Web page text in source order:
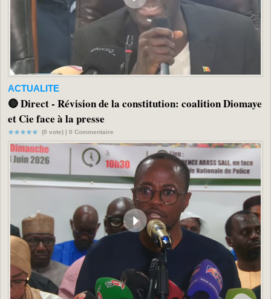
ACTUALITE
🔴 Direct - Révision de la constitution: coalition Diomaye
et Cie face à la presse
(0 vote) | 0 Commentaire